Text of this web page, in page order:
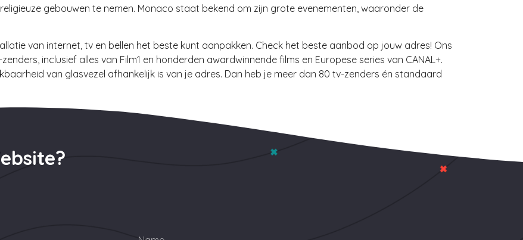
gebouwen te nemen. Monaco staat bekend om zijn grote evenementen, waaronder de
van internet, tv en bellen het beste kunt aanpakken. Check het beste aanbod op jouw adres! Ons
inclusief alles van Film1 en honderden awardwinnende films en Europese series van CANAL+.
van glasvezel afhankelijk is van je adres. Dan heb je meer dan 80 tv-zenders én standaard